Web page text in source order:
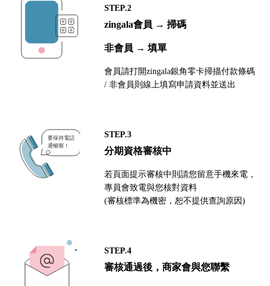
STEP.2
zingala會員 → 掃碼
非會員 → 填單
會員請打開zingala銀角零卡掃描付款條碼
/ 非會員則線上填寫申請資料並送出
STEP.3
分期資格審核中
若頁面提示審核中則請您留意手機來電，
專員會致電與您核對資料
(審核標準為機密，恕不提供查詢原因)
STEP.4
審核通過後，商家會與您聯繫